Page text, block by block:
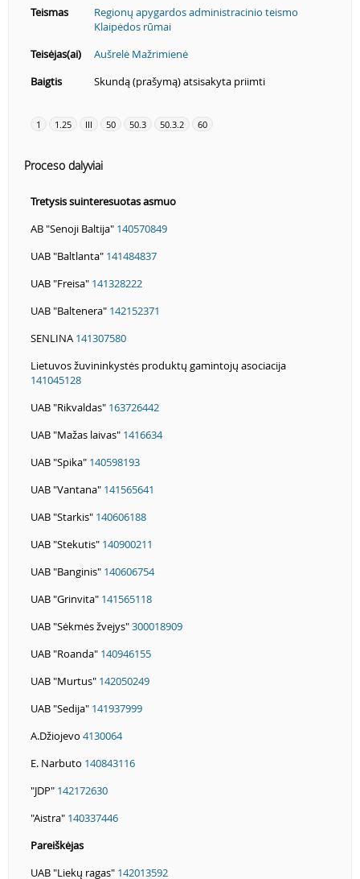
Teismas
Regionų apygardos administracinio teismo
Klaipėdos rūmai
Teisėjas(ai)
Aušrelė Mažrimienė
Baigtis
Skundą (prašymą) atsisakyta priimti
1 1.25 III 50 50.3 50.3.2 60
Proceso dalyviai
Tretysis suinteresuotas asmuo
AB "Senoji Baltija" 140570849
UAB "Baltlanta" 141484837
UAB "Freisa" 141328222
UAB "Baltenera" 142152371
SENLINA 141307580
Lietuvos žuvininkystės produktų gamintojų asociacija
141045128
UAB "Rikvaldas" 163726442
UAB "Mažas laivas" 1416634
UAB "Spika" 140598193
UAB "Vantana" 141565641
UAB "Starkis" 140606188
UAB "Stekutis" 140900211
UAB "Banginis" 140606754
UAB "Grinvita" 141565118
UAB "Sėkmės žvejys"300018909
UAB "Roanda" 140946155
UAB "Murtus" 142050249
UAB "Sedija" 141937999
A.Džiojevo 4130064
E. Narbuto 140843116
"JDP" 142172630
"Aistra" 140337446
Pareiškėjas
UAB "Liekų ragas" 142013592